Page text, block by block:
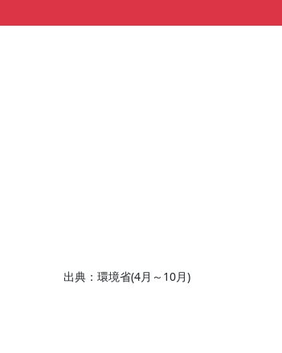
出典：環境省(4月～10月)